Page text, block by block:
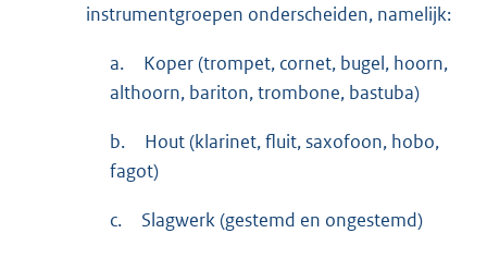
instrumentgroepen onderscheiden, namelijk:
a.
Koper (trompet, cornet, bugel, hoorn,
althoorn, bariton, trombone, bastuba)
b.
Hout (klarinet, fluit, saxofoon, hobo,
fagot)
c. Slagwerk (gestemd en ongestemd)